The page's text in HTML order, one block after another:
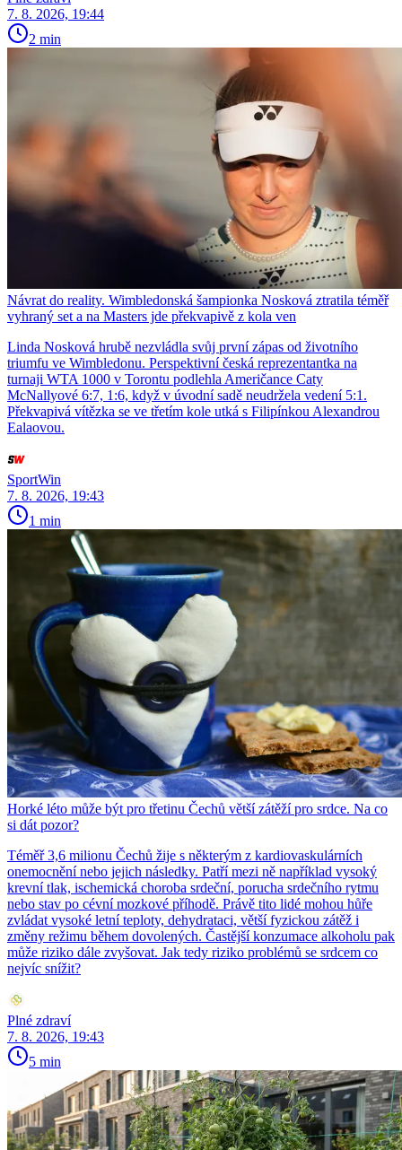
7. 8. 2026, 19:44
2 min
Návrat do reality. Wimbledonská šampionka Nosková ztratila téměř
vyhraný set a na Masters jde překvapivě z kola ven
Linda Nosková hrubě nezvládla svůj první zápas od životního
triumfu ve Wimbledonu. Perspektivní česká reprezentantka na
turnaji WTA 1000 v Torontu podlehla Američance Caty
McNallyové 6:7, 1:6, když v úvodní sadě neudržela vedení 5:1.
Překvapivá vítězka se ve třetím kole utká s Filipínkou Alexandrou
Ealaovou.
SportWin
7. 8. 2026, 19:43
1 min
Horké léto může být pro třetinu Čechů větší zátěží pro srdce. Na co
si dát pozor?
Téměř 3,6 milionu Čechů žije s některým z kardiovaskulárních
onemocnění nebo jejich následky. Patří mezi ně například vysoký
krevní tlak, ischemická choroba srdeční, porucha srdečního rytmu
nebo stav po cévní mozkové příhodě. Právě tito lidé mohou hůře
zvládat vysoké letní teploty, dehydrataci, větší fyzickou zátěž i
změny režimu během dovolených. Častější konzumace alkoholu pak
může riziko dále zvyšovat. Jak tedy riziko problémů se srdcem co
nejvíc snížit?
Plné zdraví
7. 8. 2026, 19:43
5 min